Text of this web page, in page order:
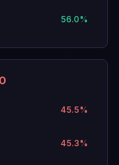
56.0%
45.5%
45.3%